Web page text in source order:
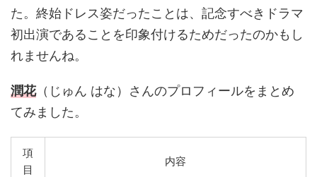
た。終始ドレス姿だったことは、記念すべきドラマ
初出演であることを印象付けるためだったのかもし
れませんね。
潤花（じゅん はな）さんのプロフィールをまとめ
てみました。
項
目
内容